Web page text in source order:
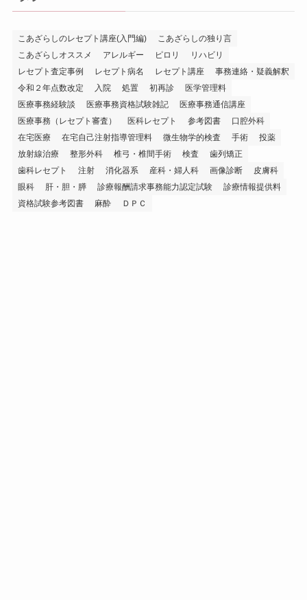
こあざらしのレセプト講座(入門編)
こあざらしの独り言
こあざらしオススメ
アレルギー ピロリ
リハビリ
レセプト査定事例
レセプト病名 レセプト講座
事務連絡・疑義解釈
令和２年点数改定
入院 処置 初再診
医学管理料
医療事務経験談
医療事務資格試験雑記
医療事務通信講座
医療事務（レセプト審査）
医科レセプト 参考図書
口腔外科
在宅医療
在宅自己注射指導管理料 微生物学的検査 手術
投薬
放射線治療
整形外科 椎弓・椎間手術 検査
歯列矯正
歯科レセプト
注射 消化器系 産科・婦人科 画像診断
皮膚科
眼科
肝・胆・膵 診療報酬請求事務能力認定試験
診療情報提供料
資格試験参考図書
麻酔 ＤＰＣ